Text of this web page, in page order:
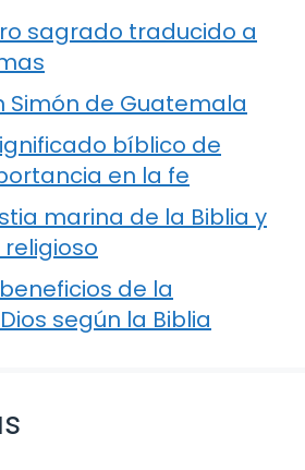
sagrado traducido a
Simón de Guatemala
bíblico de
en la fe
marina de la Biblia y
de la
según la Biblia